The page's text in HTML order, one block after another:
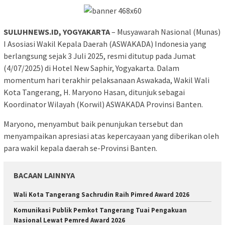
SULUHNEWS.ID, YOGYAKARTA– Musyawarah Nasional (Munas)
I Asosiasi Wakil Kepala Daerah (ASWAKADA) Indonesia yang
berlangsung sejak 3 Juli 2025, resmi ditutup pada Jumat
(4/07/2025) di Hotel New Saphir, Yogyakarta. Dalam
momentum hari terakhir pelaksanaan Aswakada, Wakil Wali
Kota Tangerang, H. Maryono Hasan, ditunjuk sebagai
Koordinator Wilayah (Korwil) ASWAKADA Provinsi Banten.
Maryono, menyambut baik penunjukan tersebut dan
menyampaikan apresiasi atas kepercayaan yang diberikan oleh
para wakil kepala daerah se-Provinsi Banten.
BACAAN LAINNYA
Wali Kota Tangerang Sachrudin Raih Pimred Award 2026
Komunikasi Publik Pemkot Tangerang Tuai Pengakuan
Nasional Lewat Pemred Award 2026